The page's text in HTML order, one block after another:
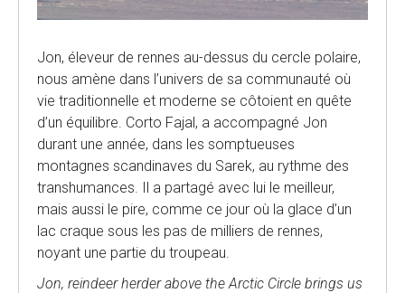
Jon, éleveur de rennes au-dessus du cercle polaire,
nous amène dans l’univers de sa communauté où
vie traditionnelle et moderne se côtoient en quête
d’un équilibre. Corto Fajal, a accompagné Jon
durant une année, dans les somptueuses
montagnes scandinaves du Sarek, au rythme des
transhumances. Il a partagé avec lui le meilleur,
mais aussi le pire, comme ce jour où la glace d’un
lac craque sous les pas de milliers de rennes,
noyant une partie du troupeau.
Jon, reindeer herder above the Arctic Circle brings us